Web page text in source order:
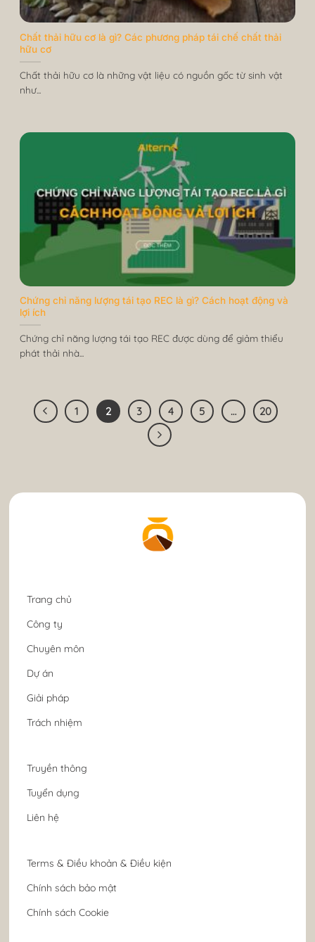
Chất thải hữu cơ là gì? Các phương pháp tái chế chất thải
hữu cơ
Chất thải hữu cơ là những vật liệu có nguồn gốc từ sinh vật
như...
Chứng chỉ năng lượng tái tạo REC là gì? Cách hoạt động và
lợi ích
Chứng chỉ năng lượng tái tạo REC được dùng để giảm thiểu
phát thải nhà...
1 2 3 4 5 … 20
Trang chủ
Công ty
Chuyên môn
Dự án
Giải pháp
Trách nhiệm
Truyền thông
Tuyển dụng
Liên hệ
Terms & Điều khoản & Điều kiện
Chính sách bảo mật
Chính sách Cookie